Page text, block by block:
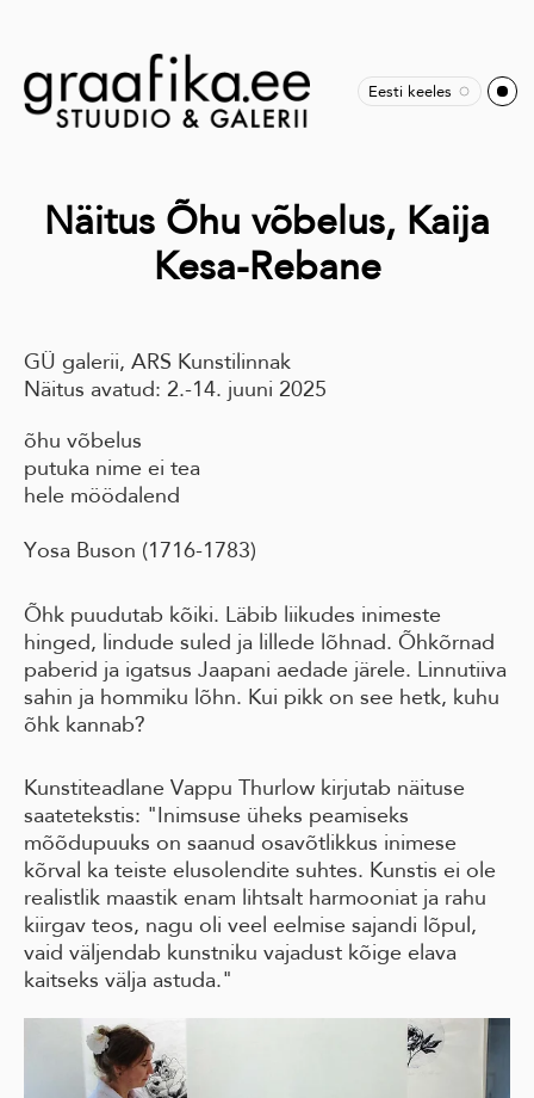
Eesti keeles
Näitus Õhu võbelus, Kaija
Kesa-Rebane
GÜ galerii, ARS Kunstilinnak
Näitus avatud: 2.-14. juuni 2025
õhu võbelus
putuka nime ei tea
hele möödalend
Yosa Buson (1716-1783)
Õhk puudutab kõiki. Läbib liikudes inimeste
hinged, lindude suled ja lillede lõhnad. Õhkõrnad
paberid ja igatsus Jaapani aedade järele. Linnutiiva
sahin ja hommiku lõhn. Kui pikk on see hetk, kuhu
õhk kannab?
Kunstiteadlane Vappu Thurlow kirjutab näituse
saatetekstis: "Inimsuse üheks peamiseks
mõõdupuuks on saanud osavõtlikkus inimese
kõrval ka teiste elusolendite suhtes. Kunstis ei ole
realistlik maastik enam lihtsalt harmooniat ja rahu
kiirgav teos, nagu oli veel eelmise sajandi lõpul,
vaid väljendab kunstniku vajadust kõige elava
kaitseks välja astuda."